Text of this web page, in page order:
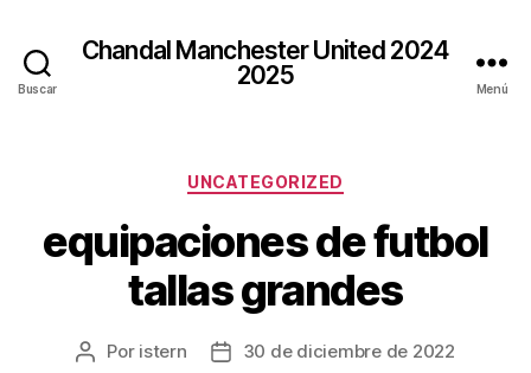
Buscar
Chandal Manchester United 2024
2025
Menú
Categorías
UNCATEGORIZED
equipaciones de futbol
tallas grandes
Autor
Por istern
Fecha30 de diciembre de 2022